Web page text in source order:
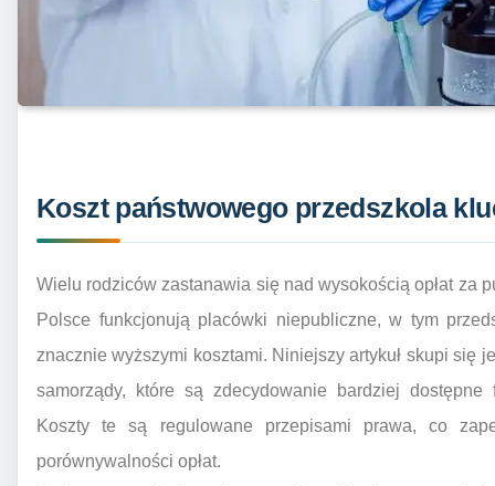
Koszt państwowego przedszkola
Wielu rodziców zastanawia się nad wysokością opłat za
Polsce funkcjonują placówki niepubliczne, w tym
znacznie wyższymi kosztami. Niniejszy artykuł skupi się
samorządy, które są zdecydowanie bardziej
Koszty te są regulowane przepisami prawa, co
porównywalności opłat.